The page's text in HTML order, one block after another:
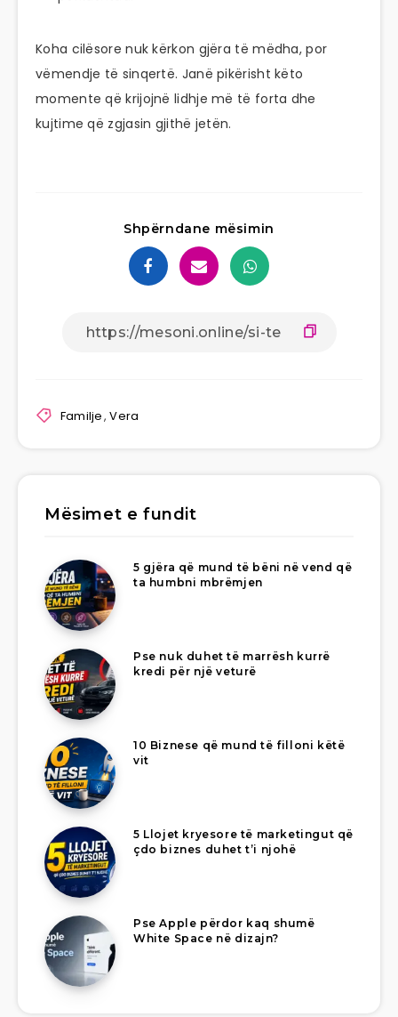
Koha cilësore nuk kërkon gjëra të mëdha, por
vëmendje të sinqertë. Janë pikërisht këto
momente që krijojnë lidhje më të forta dhe
kujtime që zgjasin gjithë jetën.
Shpërndane mësimin
Familje,Vera
Mësimet e fundit
5 gjëra që mund të bëni në vend që
ta humbni mbrëmjen
Pse nuk duhet të marrësh kurrë
kredi për një veturë
10 Biznese që mund të filloni këtë
vit
5 Llojet kryesore të marketingut që
çdo biznes duhet t’i njohë
Pse Apple përdor kaq shumë
White Space në dizajn?